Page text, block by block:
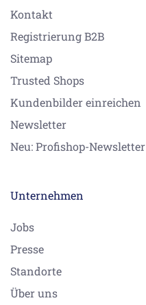
Kontakt
Registrierung B2B
Sitemap
Trusted Shops
Kundenbilder einreichen
Newsletter
Neu: Profishop-Newsletter
Unternehmen
Jobs
Presse
Standorte
Über uns